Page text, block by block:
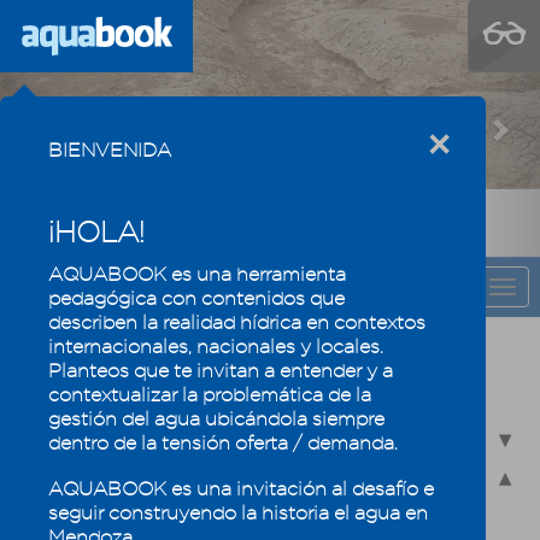
Previous
CAPÍTULO
Recursos hídricos de Mendoza en su
contexto regional
2.1 - Recursos hídricos superficiales
2.2 - Recursos hídricos subterráneos
2.2.1 - Revisamos conceptos
×
BIENVENIDA
¡HOLA!
AQUABOOK es una herramienta
pedagógica con contenidos que
describen la realidad hídrica en contextos
internacionales, nacionales y locales.
Planteos que te invitan a entender y a
contextualizar la problemática de la
gestión del agua ubicándola siempre
dentro de la tensión oferta / demanda.
AQUABOOK es una invitación al desafío e
seguir construyendo la historia el agua en